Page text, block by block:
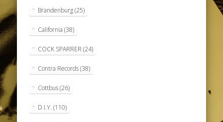
Brandenburg(25)
California (38)
COCK SPARRER (24)
Contra Records(38)
Cottbus(26)
D.I.Y. (110)